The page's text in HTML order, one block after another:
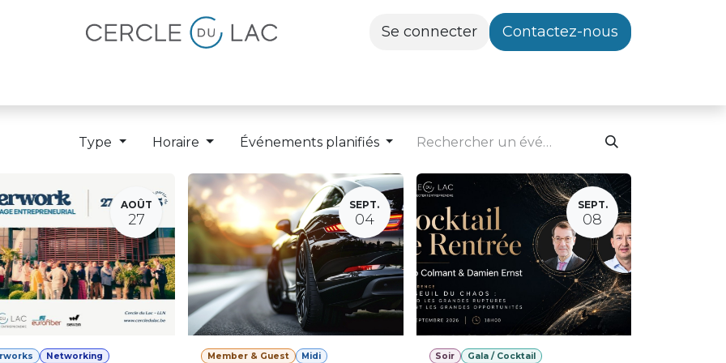
Se connecter Contactez-nous
Type Horaire Événements planifiés
AOÛT
27
Networking
SEPT.
04
Member & Guest
Midi
SEPT.
08
Soir Gala / Cocktail